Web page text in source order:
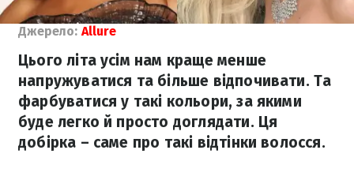
Джерело: Allure
Цього літа усім нам краще менше
напружуватися та більше відпочивати. Та
фарбуватися у такі кольори, за якими
буде легко й просто доглядати. Ця
добірка – саме про такі відтінки волосся.